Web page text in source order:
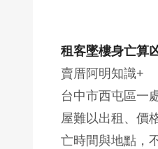
租客墜樓身亡算
賣厝阿明知識+
台中市西屯區一
屋難以出租、價
亡時間與地點，